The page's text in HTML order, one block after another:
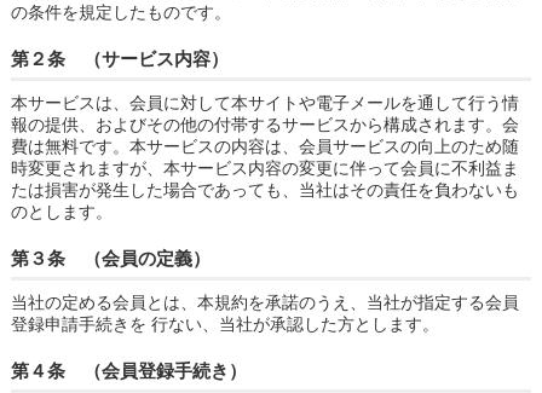
の条件を規定したものです。
第２条 （サービス内容）
本サービスは、会員に対して本サイトや電子メールを通して行う情
報の提供、およびその他の付帯するサービスから構成されます。会
費は無料です。本サービスの内容は、会員サービスの向上のため随
時変更されますが、本サービス内容の変更に伴って会員に不利益ま
たは損害が発生した場合であっても、当社はその責任を負わないも
のとします。
第３条 （会員の定義）
当社の定める会員とは、本規約を承諾のうえ、当社が指定する会員
登録申請手続きを 行ない、当社が承認した方とします。
第４条 （会員登録手続き）